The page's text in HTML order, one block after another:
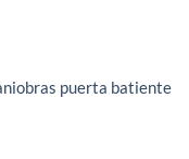
puerta batiente